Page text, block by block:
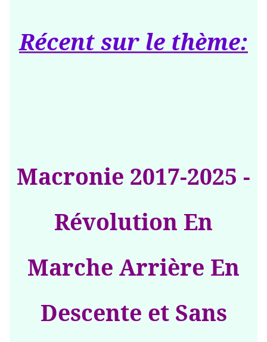
Récent sur le thème:
Macronie 2017-2025 -
Révolution En
Marche Arrière En
Descente et Sans